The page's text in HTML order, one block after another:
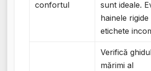
confortul
sunt ideale.
hainele
etichete
Verifică
mărimi al